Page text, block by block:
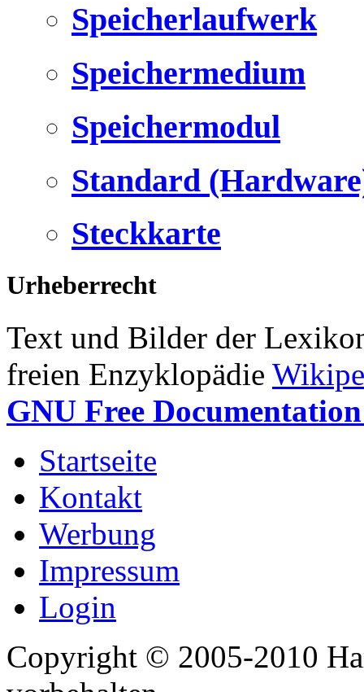
Speicherlaufwerk
Speichermedium
Speichermodul
Standard
Steckkarte
Urheberrecht
Text und Bilder der
freien Enzyklopädie
GNU Free
Startseite
Kontakt
Werbung
Impressum
Login
Copyright © 2005-2010